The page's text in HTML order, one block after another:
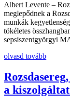
Albert Levente –
meglepődnek a
munkák
tökéletes
sepsiszentgyörgyi
olvasd tovább
a